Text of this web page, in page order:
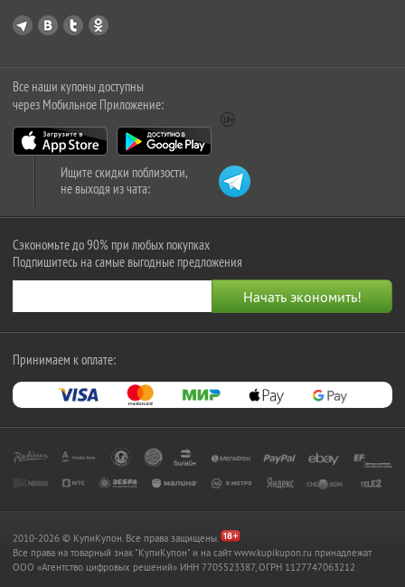
Все наши купоны доступны
через Мобильное Приложение:
Ищите скидки поблизости,
не выходя из чата:
Сэкономьте до 90% при любых покупках
Подпишитесь на самые выгодные предложения
Принимаем к оплате:
2010-2026 © КупиКупон. Все права защищены.
Все права на товарный знак "КупиКупон" и на сайт www.kupikupon.ru принадлежат
OOO «Агентство цифровых решений» ИНН 7705523387, ОГРН 1127747063212